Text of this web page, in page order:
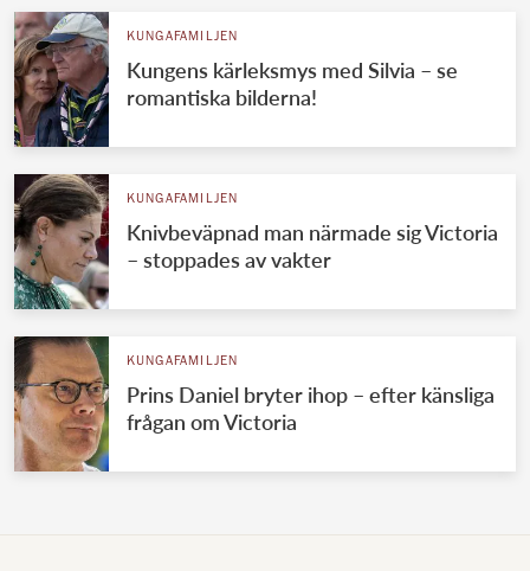
KUNGAFAMILJEN
Kungens kärleksmys med Silvia – se
romantiska bilderna!
KUNGAFAMILJEN
Knivbeväpnad man närmade sig Victoria
– stoppades av vakter
KUNGAFAMILJEN
Prins Daniel bryter ihop – efter känsliga
frågan om Victoria